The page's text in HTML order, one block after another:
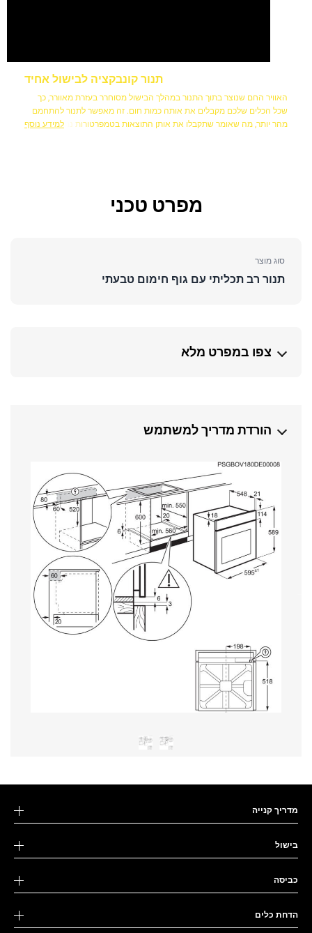
תנור קונבקציה לבישול אחיד
האוויר החם שנוצר בתוך התנור במהלך הבישול מסוחרר בעזרת מאוורר, כך
שכל הכלים שלכם מקבלים את אותה כמות חום. זה מאפשר לתנור להתחמם
מהר יותר, מה שאומר שתקבלו את אותן התוצאות בטמפרטורות נמוכות בלמידע נוסף
מפרט טכני
סוג מוצר
תנור רב תכליתי עם גוף חימום טבעתי
צפו במפרט מלא
הורדת מדריך למשתמש
מדריך קנייה
בישול
כביסה
הדחת כלים